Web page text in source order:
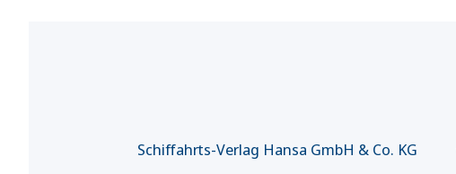
Schiffahrts-Verlag Hansa GmbH & Co. KG